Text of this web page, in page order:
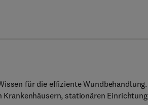
für die effiziente Wundbehandlung.
stationären